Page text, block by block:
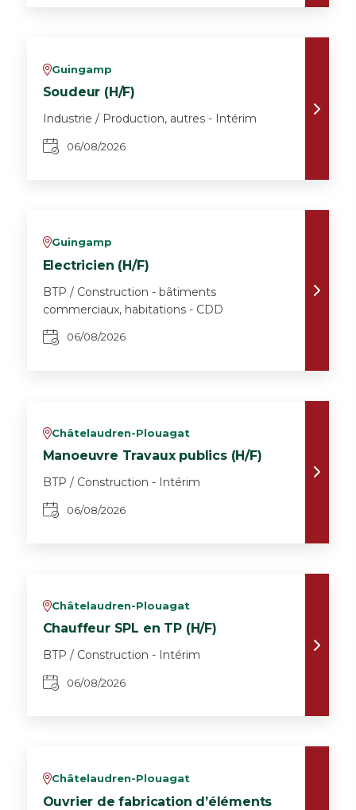
vGuingamp
Soudeur (H/F)
Industrie / Production, autres - Intérim
06/08/2026
vGuingamp
Electricien (H/F)
BTP / Construction - bâtiments
commerciaux, habitations - CDD
06/08/2026
vChâtelaudren-Plouagat
Manoeuvre Travaux publics (H/F)
BTP / Construction - Intérim
06/08/2026
vChâtelaudren-Plouagat
Chauffeur SPL en TP (H/F)
BTP / Construction - Intérim
06/08/2026
vChâtelaudren-Plouagat
Ouvrier de fabrication d’éléments